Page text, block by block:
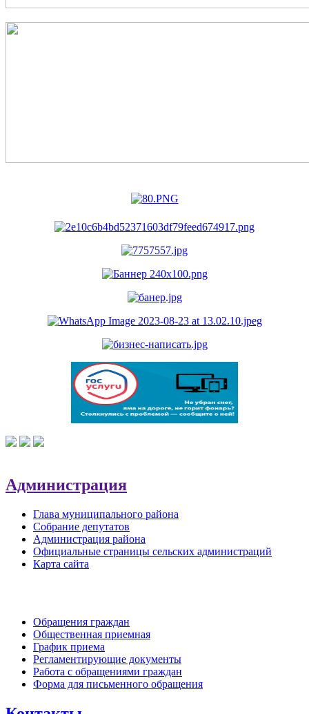
Администрация
Глава муниципального района
Собрание депутатов
Администрация района
Официальные страницы сельских администраций
Карта сайта
Обращения граждан
Общественная приемная
График приема
Регламентирующие документы
Работа с обращениями граждан
Форма для письменного обращения